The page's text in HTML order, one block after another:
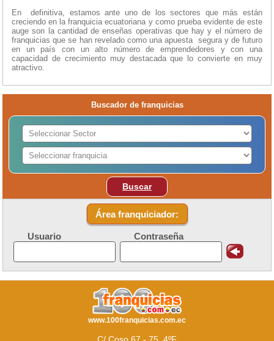
En definitiva, estamos ante uno de los sectores que más están
creciendo en la franquicia ecuatoriana y como prueba evidente de este
auge son la cantidad de enseñas operativas que hay y el número de
franquicias que se han revelado como una apuesta segura y de futuro
en un país con un alto número de emprendedores y con una
capacidad de crecimiento muy destacada que lo convierte en muy
atractivo.
Buscador de franquicias
Buscar
Área franquiciador:
Usuario Contraseña
www.100franquicias.com.ec